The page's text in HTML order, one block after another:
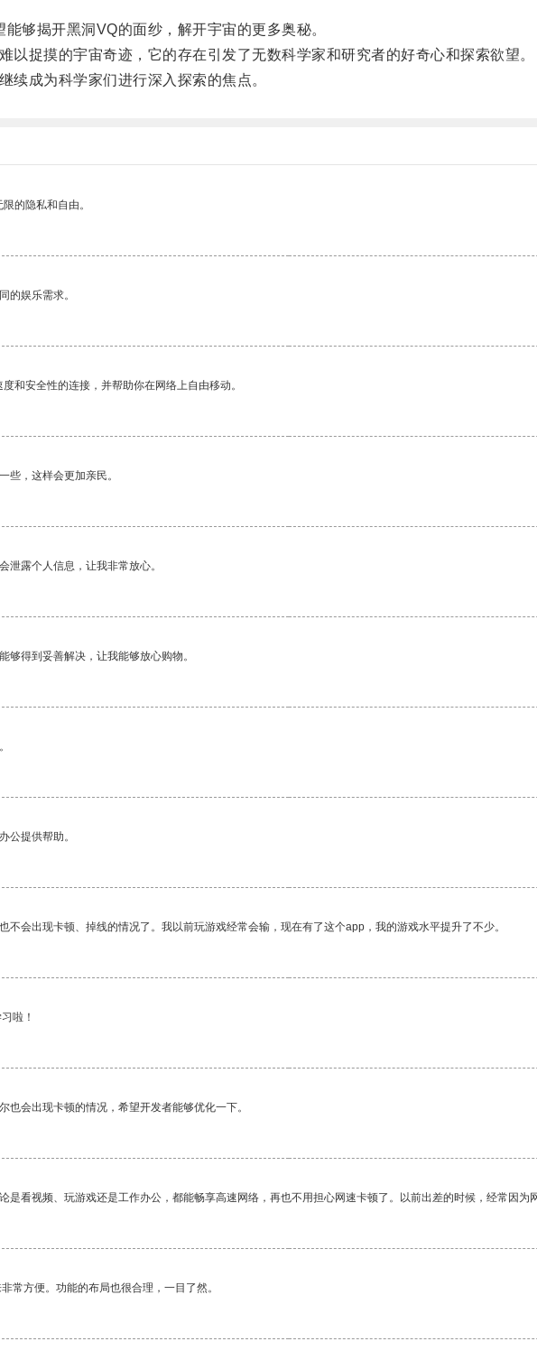
揭开黑洞VQ的面纱，解开宇宙的更多奥秘。
捉摸的宇宙奇迹，它的存在引发了无数科学家和研究者的好奇心和探索欲望。
成为科学家们进行深入探索的焦点。
的隐私和自由。
的娱乐需求。
和安全性的连接，并帮助你在网络上自由移动。
些，这样会更加亲民。
泄露个人信息，让我非常放心。
得到妥善解决，让我能够放心购物。
公提供帮助。
不会出现卡顿、掉线的情况了。我以前玩游戏经常会输，现在有了这个app，我的游戏水平提升了不少。
啦！
会出现卡顿的情况，希望开发者能够优化一下。
是看视频、玩游戏还是工作办公，都能畅享高速网络，再也不用担心网速卡顿了。以前出差的时候，经常因为
常方便。功能的布局也很合理，一目了然。